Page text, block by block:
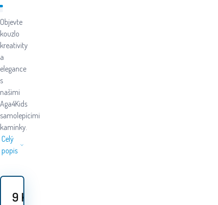
Objevte
kouzlo
kreativity
a
elegance
s
našimi
Aga4Kids
samolepícími
kamínky.
Celý
popis
9 Kč